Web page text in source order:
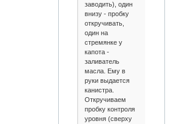
заводить), один
внизу - пробку
откручивать,
один на
стремянке у
капота -
заливатель
масла. Ему в
руки выдается
канистра.
Откручиваем
пробку контроля
уровня (сверху